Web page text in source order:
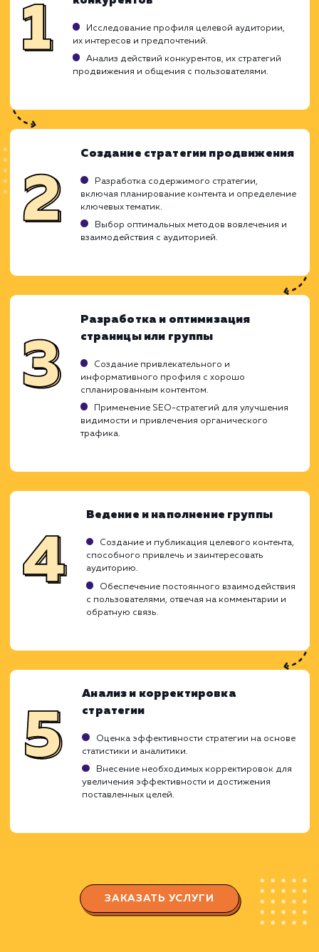
социальной сети.
Возможность получения негативных
Требует регулярного создания и обновления
контента.
Ход работ
Понимая важность социальной сети
для укрепления бренда и привлечения
аудитории, мы разрабатываем
стратегии продвижения,
Мы углубленно изучаем ваши бизнес-
также поведение и потребности вашей
аудитории, чтобы создать
стратегии продвижения, которые
заметный рост и высокую конверсию.
Исследование профиля целевой аудитории,
их интересов и предпочтений.
продвижения и общения с пользователями.
Создание стратегии
включая планирование контента и
ключевых тематик.
Выбор оптимальных методов вовлечения и